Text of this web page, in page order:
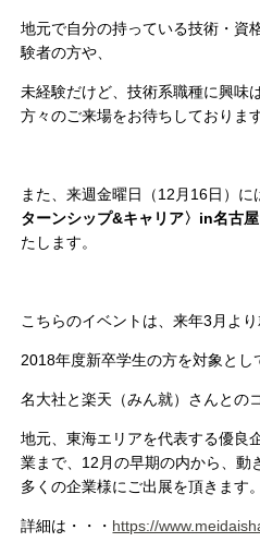
地元で自分の持っている技術・資
験者の方や、
未経験だけど、技術系職種に興味
方々のご来場をお待ちしております
また、来週金曜日（12月16日）に
ターンシップ&キャリア〉in名古屋
たします。
こちらのイベントは、来年3月よ
2018年度新卒学生の方を対象とし
名大社と楽天（みん就）さんとの
地元、東海エリアを代表する優良
業まで、12月の早期の内から、動
多くの企業様にご出展を頂きます。
詳細は・・・ https://